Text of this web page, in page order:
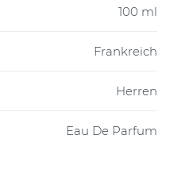
100 ml
Frankreich
Herren
Eau De Parfum